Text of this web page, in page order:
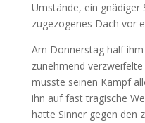
Umstände, ein gnädiger
zugezogenes Dach vor
Am Donnerstag half
zunehmend
musste seinen Kampf
ihn auf fast tragische
hatte Sinner gegen den